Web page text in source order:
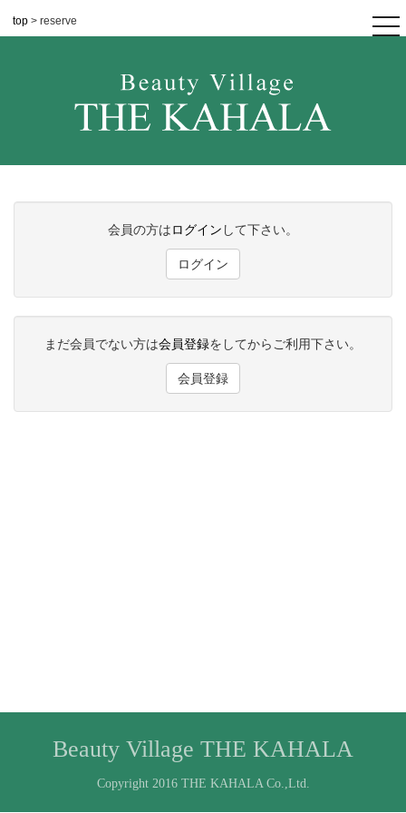
top > reserve
会員の方はログイン して下さい。
ログイン
まだ会員でない方は会員登録をしてからご利用下さい。
会員登録
Beauty Village THE KAHALA
Copyright 2016 THE KAHALA Co.,Ltd.